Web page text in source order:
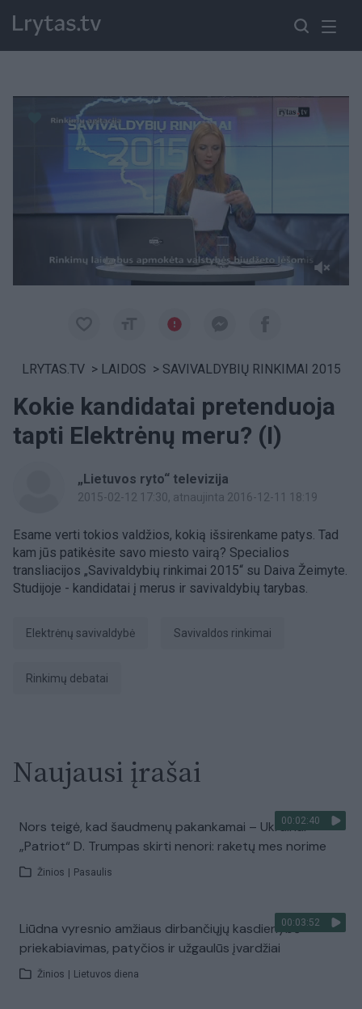
Paremkite Ukrainą
LRYTAS.TV > LAIDOS > SAVIVALDYBIŲ RINKIMAI 2015
Kokie kandidatai pretenduoja
tapti Elektrėnų meru? (I)
„Lietuvos ryto“ televizija
2015-02-12 17:30, atnaujinta 2016-12-11 18:19
Esame verti tokios valdžios, kokią išsirenkame patys. Tad
kam jūs patikėsite savo miesto vairą? Specialios
transliacijos „Savivaldybių rinkimai 2015“ su Daiva Žeimyte.
Studijoje - kandidatai į merus ir savivaldybių tarybas.
Elektrėnų savivaldybė savivaldos rinkimai
Rinkimų debatai
Naujausi įrašai
00:02:40
Nors teigė, kad šaudmenų pakankamai – Ukrainai
„Patriot“ D. Trumpas skirti nenori: raketų mes norime
Žinios Pasaulis
00:03:52
Liūdna vyresnio amžiaus dirbančiųjų kasdienybė –
priekabiavimas, patyčios ir užgaulūs įvardžiai
Žinios Lietuvos diena